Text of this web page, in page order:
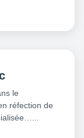
le
réfection de